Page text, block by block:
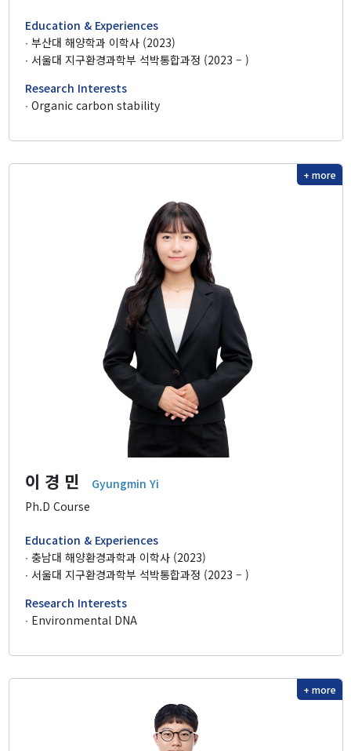
Education & Experiences
∙ 부산대 해양학과 이학사 (2023)
∙ 서울대 지구환경과학부 석박통합과정 (2023 – )
Research Interests
∙ Organic carbon stability
이 경 민
Gyungmin Yi
Ph.D Course
Education & Experiences
∙ 충남대 해양환경과학과 이학사 (2023)
∙ 서울대 지구환경과학부 석박통합과정 (2023 – )
Research Interests
∙ Environmental DNA
+ more
+ more
Our data
Our Sea
New Publications
Seminars & Lectures
Academic Gatherings
News Media
K-Benthos News